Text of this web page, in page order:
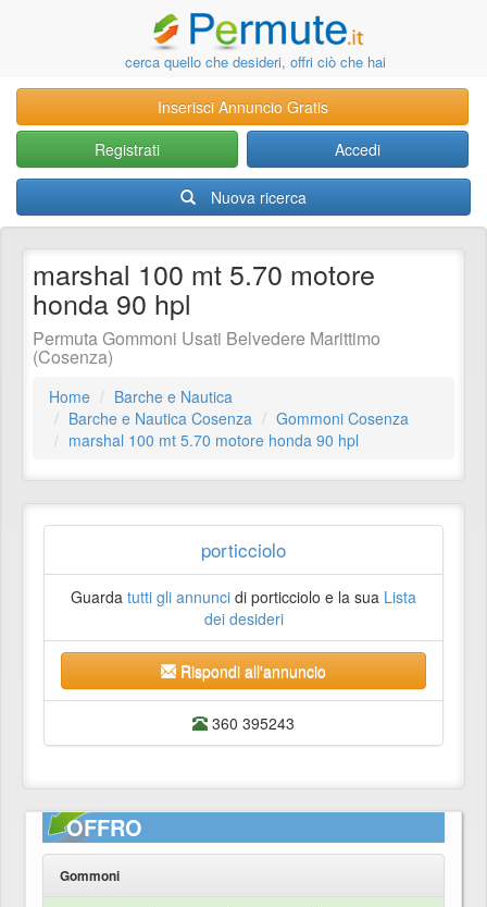
cerca quello che desideri, offri ciò che hai
Inserisci Annuncio Gratis
Registrati
Accedi
Nuova ricerca
marshal 100 mt 5.70 motore
honda 90 hpl
Permuta Gommoni Usati Belvedere Marittimo
(Cosenza)
Home
Barche e Nautica
Barche e Nautica Cosenza
Gommoni Cosenza
marshal 100 mt 5.70 motore honda 90 hpl
porticciolo
Guarda tutti gli annunci di porticciolo e la sua Lista
dei desideri
Rispondi all'annuncio
360 395243
OFFRO
Gommoni